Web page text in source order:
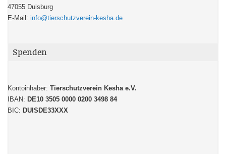
47055 Duisburg
E-Mail: info@tierschutzverein-kesha.de
Spenden
Kontoinhaber: Tierschutzverein Kesha e.V.
IBAN: DE10 3505 0000 0200 3498 84
BIC: DUISDE33XXX